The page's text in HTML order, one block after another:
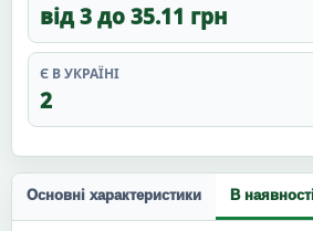
від 3 до 35.11 грн
Є В УКРАЇНІ
2
Основні характеристики В